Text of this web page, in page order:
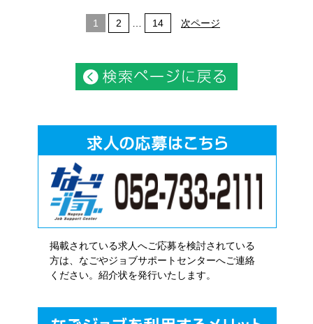
1 2 14 次ページ
掲載されている求人へご応募を検討されている
方は、なごやジョブサポートセンターへご連絡
ください。紹介状を発行いたします。